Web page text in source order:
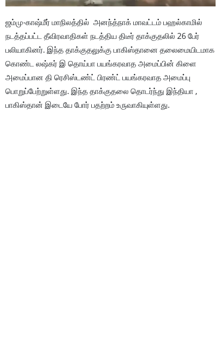
ஜம்மு-காஷ்மீர் மாநிலத்தில் அனந்த்நாக் மாவட்டம் பஹல்காமில்
நடத்தப்பட்ட தீவிரவாதிகள் நடத்திய திடீர் தாக்குதலில் 26 பேர்
பலியாகினர். இந்த தாக்குதலுக்கு பாகிஸ்தானை தலைமையிடமாக
கொண்ட லஷ்கர் இ தொய்பா பயங்கரவாத அமைப்பின் கிளை
அமைப்பான தி ரெசிஸ்டண்ட் பிரண்ட் பயங்கரவாத அமைப்பு
பொறுப்பேற்றுள்ளது. இந்த தாக்குதலை தொடர்ந்து இந்தியா ,
பாகிஸ்தான் இடையே போர் பதற்றம் உருவாகியுள்ளது.